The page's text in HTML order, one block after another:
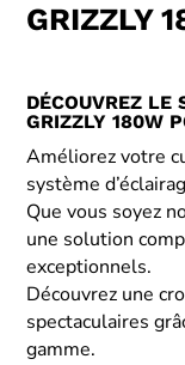
GRIZZLY
DÉCOUVREZ LE
GRIZZLY 180W
Améliorez votre
système
Que vous soyez
une solution
exceptionnels.
Découvrez une
spectaculaires
gamme.